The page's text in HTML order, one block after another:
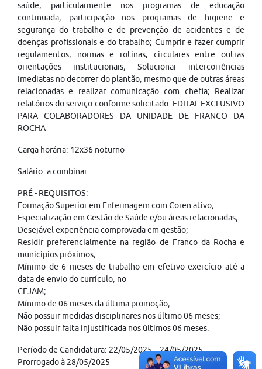
saúde, particularmente nos programas de educação
continuada; participação nos programas de higiene e
segurança do trabalho e de prevenção de acidentes e de
doenças profissionais e do trabalho; Cumprir e fazer cumprir
regulamentos, normas e rotinas, circulares entre outras
orientações institucionais; Solucionar intercorrências
imediatas no decorrer do plantão, mesmo que de outras áreas
relacionadas e realizar comunicação com chefia; Realizar
relatórios do serviço conforme solicitado. EDITAL EXCLUSIVO
PARA COLABORADORES DA UNIDADE DE FRANCO DA
ROCHA
Carga horária: 12x36 noturno
Salário: a combinar
PRÉ - REQUISITOS:
Formação Superior em Enfermagem com Coren ativo;
Especialização em Gestão de Saúde e/ou áreas relacionadas;
Desejável experiência comprovada em gestão;
Residir preferencialmente na região de Franco da Rocha e
municípios próximos;
Mínimo de 6 meses de trabalho em efetivo exercício até a
data de envio do currículo, no
CEJAM;
Mínimo de 06 meses da última promoção;
Não possuir medidas disciplinares nos último 06 meses;
Não possuir falta injustificada nos últimos 06 meses.
Período de Candidatura: 22/05/2025 – 24/05/2025
Prorrogado à 28/05/2025